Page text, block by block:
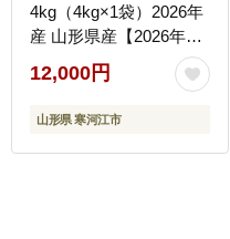
4kg（4kg×1袋）2026年
産 山形県産【2026年9
月下旬頃から順次発送
予定】 012-C-JF040-
R8
12,000円
山形県 寒河江市